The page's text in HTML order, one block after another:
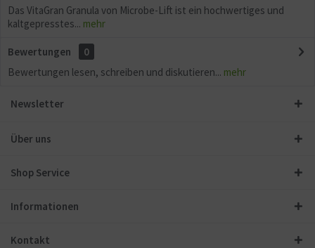
Das VitaGran Granula von Microbe-Lift ist ein hochwertiges und
kaltgepresstes... mehr
Bewertungen
0
Bewertungen lesen, schreiben und diskutieren... mehr
Newsletter
Über uns
Shop Service
Informationen
Kontakt